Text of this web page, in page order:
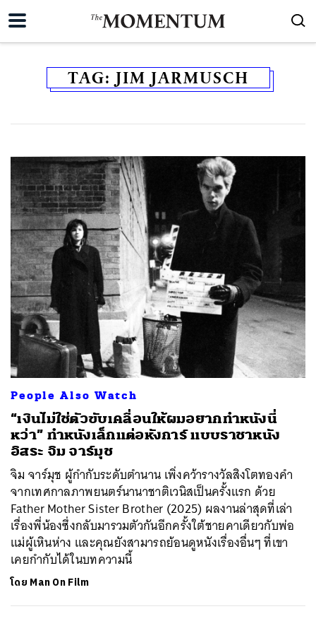
TAG: JIM JARMUSCH
People Also Watch
“เงินไม่ใช่ตัวขับเคลื่อนให้ผมอยากทำหนังนี่
หว่า” ทำหนังเล็กแต่อหังการ์ แบบราชาหนัง
อิสระ จิม จาร์มุช
จิม จาร์มุช ผู้กำกับระดับตำนาน เพิ่งคว้ารางวัลสิงโตทองคำ
จากเทศกาลภาพยนตร์นานาชาติเวนิสเป็นครั้งแรก ด้วย
Father Mother Sister Brother (2025) ผลงานล่าสุดที่เล่า
เรื่องพี่น้องซึ่งกลับมารวมตัวกันอีกครั้งใต้ชายคาเดียวกับพ่อ
แม่ผู้เหินห่าง และคุณยังสามารถย้อนดูหนังเรื่องอื่นๆ ที่เขา
เคยกำกับได้ในบทความนี้
โดย Man On Film
ค้นหา
SHARE TWEET